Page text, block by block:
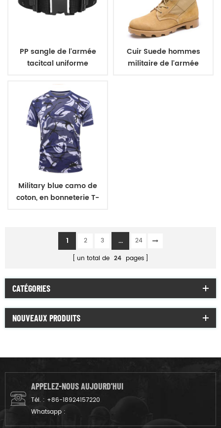
PP sangle de l'armée
tacitcal uniforme
Cuir Suede hommes
militaire de l'armée
Military blue camo de
coton, en bonneterie T-
1 2 3 ...
24
un total de 24 pages
CATÉGORIES
NOUVEAUX PRODUITS
APPELEZ-NOUS AUJOURD'HUI
Tél. : +86-18924157220
Whatsapp :